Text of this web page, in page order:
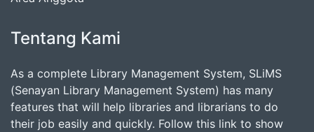
Tentang Kami
As a complete Library Management System, SLiMS
(Senayan Library Management System) has many
features that will help libraries and librarians to do
their job easily and quickly. Follow this link to show